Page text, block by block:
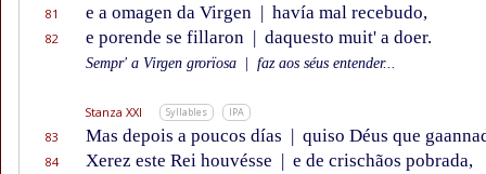
81 e a omagen da Virgen | havía mal recebudo,
82 e porende se fillaron | daquesto muit' a doer.
Sempr' a Virgen grorïosa faz aos séus entender...
Stanza XXI Syllables IPA
83 Mas depois a poucos días | quiso Déus que
84 Xerez este Rei houvésse | e de crischãos pobrada,